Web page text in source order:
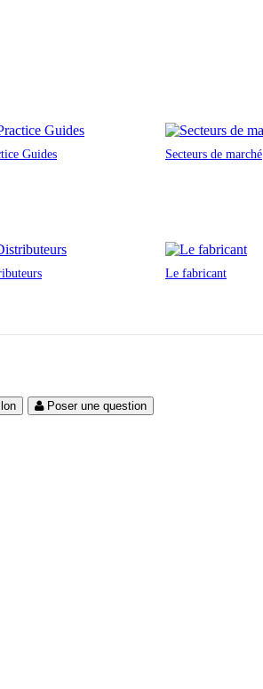
Guides Secteurs de marché
Le fabricant
Poser une question